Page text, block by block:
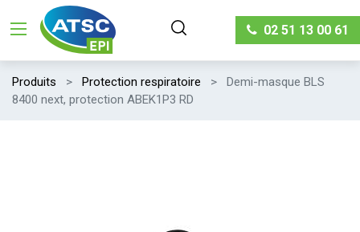
02 51 13 00 61
Produits Protection respiratoire
Demi-masque BLS
8400 next, protection ABEK1P3 RD